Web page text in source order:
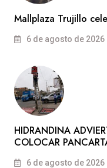
Mallplaza Trujillo
6 de agosto de 2026
HIDRANDINA
COLOCAR
6 de agosto de 2026